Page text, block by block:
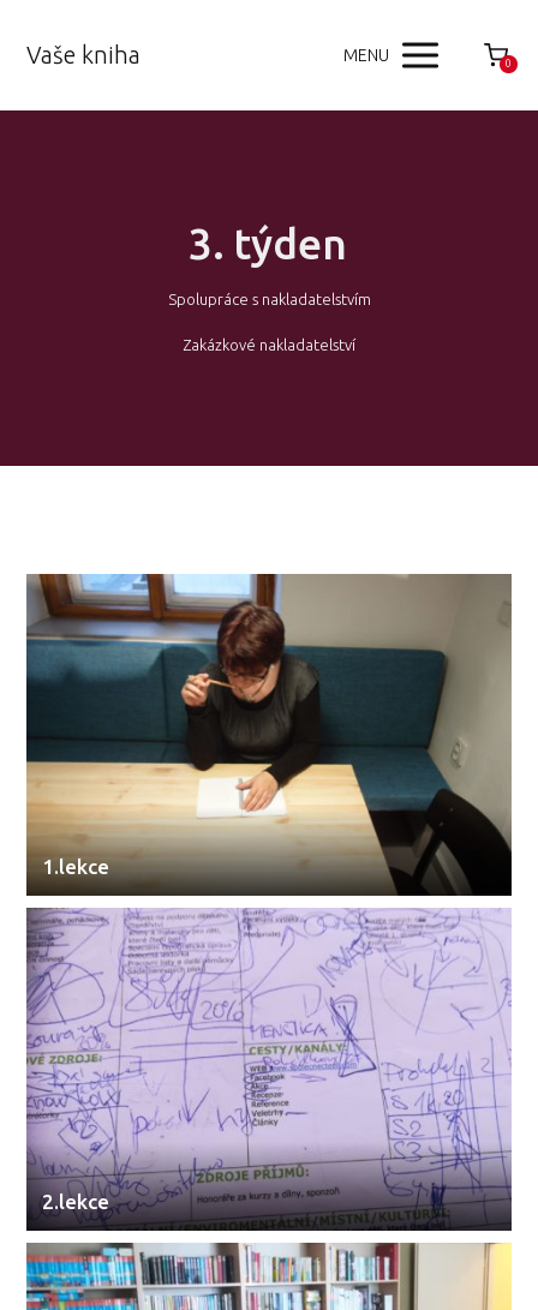
Vaše kniha MENU 0
3. týden
Spolupráce s nakladatelstvím
Zakázkové nakladatelství
1.lekce
2.lekce